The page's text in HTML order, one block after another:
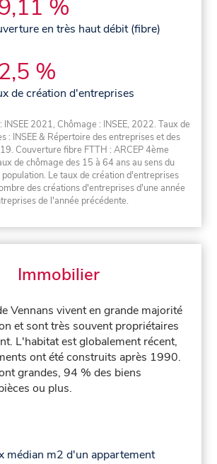
%
en très haut débit (fibre)
%
de création d'entreprises
INSEE 2021, Chômage : INSEE, 2022. Taux de
: INSEE & Répertoire des entreprises et des
Couverture fibre FTTH : ARCEP 4ème
de chômage des 15 à 64 ans au sens du
Le taux de création d'entreprises
des créations d'entreprises d'une année
de l'année précédente.
Immobilier
Vennans vivent en grande majorité
et sont très souvent propriétaires
L'habitat est globalement récent,
ont été construits après 1990.
grandes, 94 % des biens
ou plus.
médian m2 d'un appartement